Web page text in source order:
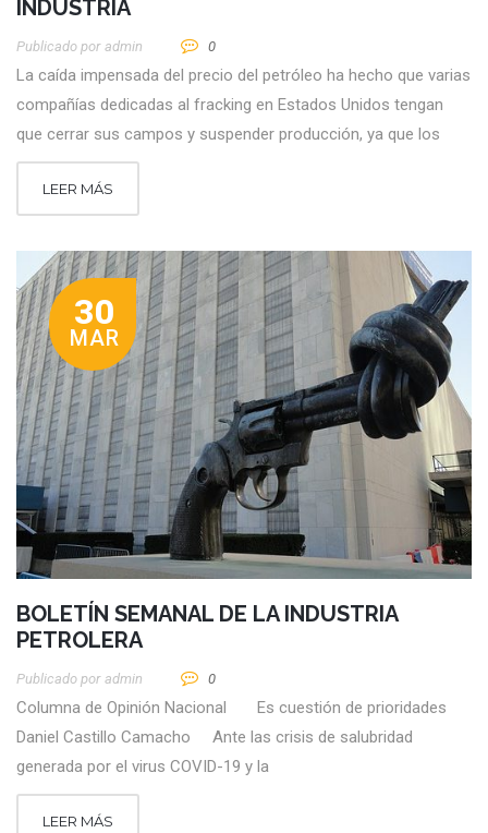
INDUSTRIA
Publicado por Admin 0
La caída impensada del precio del petróleo ha hecho que varias
compañías dedicadas al fracking en Estados Unidos tengan
que cerrar sus campos y suspender producción, ya que los
LEER MÁS
30
MAR
BOLETÍN SEMANAL DE LA INDUSTRIA
PETROLERA
Publicado por Admin 0
Columna de Opinión Nacional Es cuestión de prioridades
Daniel Castillo Camacho Ante las crisis de salubridad
generada por el virus COVID-19 y la
LEER MÁS